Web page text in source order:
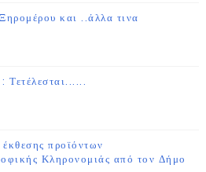
και ..άλλα τινα
προϊόντων
Κληρονομιάς από τον Δήμο